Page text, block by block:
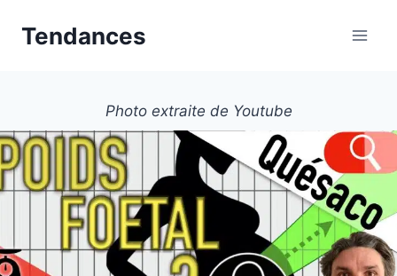
Tendances
Photo extraite de Youtube